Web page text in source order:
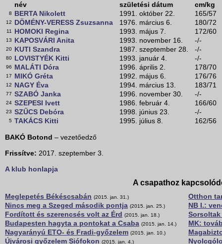
név születési dátum cm/kg
8 BERTA Nikolett 1991. október 22. 165/57
12 DÖMÉNY-VERESS Zsuzsanna 1976. március 6. 180/72
11 HOMOKI Regina 1993. május 7. 172/60
13 KAPOSVÁRI Anita 1993. november 16. -/-
20 KUTI Szandra 1987. szeptember 28. -/-
80 LOVISTYÉK Kitti 1993. január 4. -/-
96 MALÁTI Dóra 1996. április 2. 178/70
17 MIKÓ Gréta 1992. május 6. 176/76
12 NAGY Éva 1994. március 13. 183/71
77 SZABÓ Janka 1996. november 30. -/-
24 SZEPESI Ivett 1986. február 4. 166/60
23 SZŰCS Debóra 1998. június 23. -/-
5 TAKÁCS Kitti 1995. július 8. 162/56
BAKÓ Botond – vezetőedző
Frissítve: 2017. szeptember 3.
A klub honlapja
A csapathoz
Meglepetés Békéscsabán (2015. jan. 31.)
Nincs meg a Szeged második pontja (2015. jan. 25.)
Fordított és szerencsés volt az Érd (2015. jan. 18.)
Budapesten hagyta a pontokat a Csaba (2015. jan. 14.)
Nagyarányú ETO- és Fradi-győzelem (2015. jan. 10.)
Újvárosi győzelem Siófokon (2015. jan. 4.)
Otthon
NB I.:
Sorsoltak
MK: